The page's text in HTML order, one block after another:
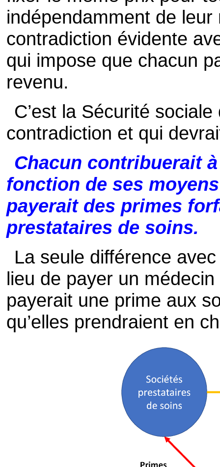
indépendamment de leur
contradiction évidente
qui impose que chacun
revenu.
C’est la Sécurité
contradiction et qui
Chacun contribuerait
fonction de ses
payerait des primes
prestataires de soins.
La seule différence
lieu de payer un
payerait une prime aux
qu’elles prendraient en